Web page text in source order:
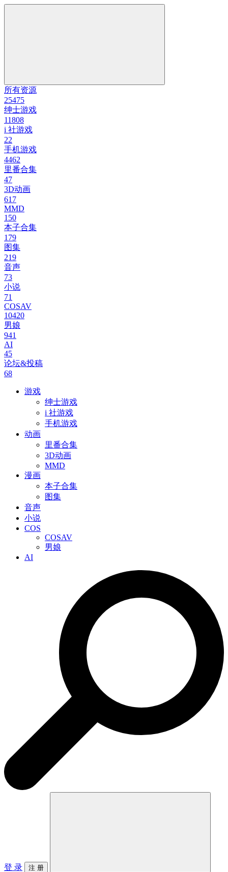
所有资源
25475
绅士游戏
11808
i 社游戏
22
手机游戏
4462
里番合集
47
3D动画
617
MMD
150
本子合集
179
图集
219
音声
73
小说
71
COSAV
10420
男娘
941
AI
45
论坛&投稿
68
游戏
绅士游戏
i 社游戏
手机游戏
动画
里番合集
3D动画
MMD
漫画
本子合集
图集
音声
小说
COS
COSAV
男娘
AI
登 录 注 册